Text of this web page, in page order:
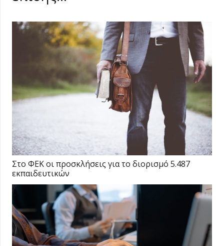
Στο ΦΕΚ οι προσκλήσεις για το διορισμό 5.487
εκπαιδευτικών